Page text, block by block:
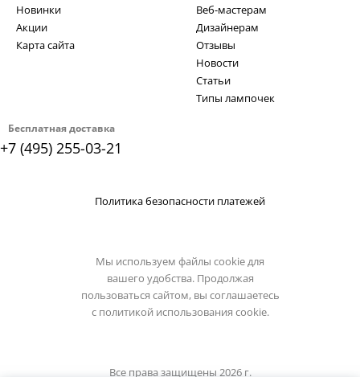
Бесплатная доставка
+7 (495) 255-03-21
Новинки
Акции
Карта сайта
Веб-мастерам
Дизайнерам
Отзывы
Новости
Статьи
Типы лампочек
Политика безопасности платежей
Мы используем файлы cookie для
вашего удобства. Продолжая
пользоваться сайтом, вы соглашаетесь
с политикой использования cookie.
Все права защищены 2026 г.